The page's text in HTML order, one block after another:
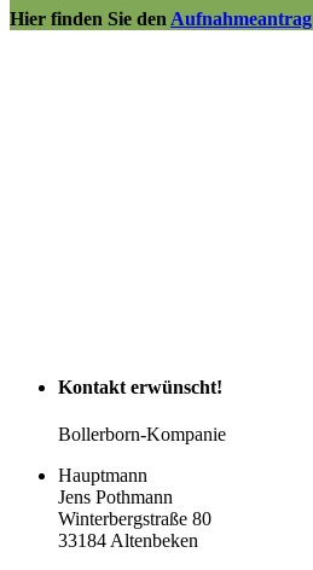
Hier finden Sie den Aufnahmeantrag
Kontakt erwünscht!
Bollerborn-Kompanie
Hauptmann
Jens Pothmann
Winterbergstraße 80
33184 Altenbeken